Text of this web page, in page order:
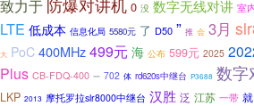
致力于 防爆对讲机 0 没 数字无线对讲 室
LTE 低成本 信息化局 5580元 了 D50 ” 推 会 3月
大 PoC 400MHz499元 海 公布 599元 2025
Plus CB-FDQ-400 一 702 体 rd620s中继台 P3688 数字
LKP 2013 摩托罗拉slr8000中继台 汉胜 泛 江苏 一带 就